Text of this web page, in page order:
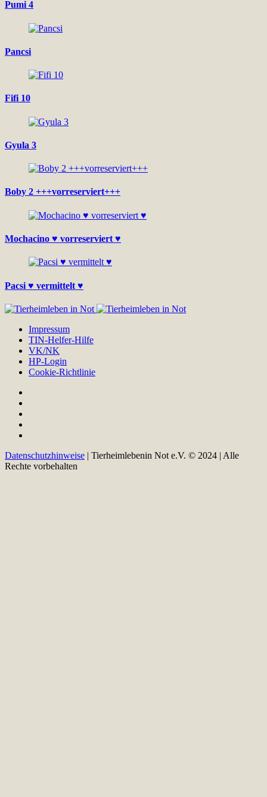
Pumi 4
Pancsi
Fifi 10
Gyula 3
Boby 2 +++vorreserviert+++
Mochacino ♥ vorreserviert ♥
Pacsi ♥ vermittelt ♥
Impressum
TIN-Helfer-Hilfe
VK/NK
HP-Login
Cookie-Richtlinie
Datenschutzhinweise | Tierheimlebenin Not e.V. © 2024 | Alle
Rechte vorbehalten